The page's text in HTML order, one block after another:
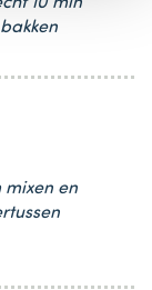
en